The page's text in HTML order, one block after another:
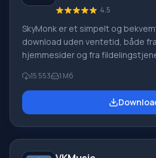
4.5
SkyMonk er et simpelt og
download uden ventetid, både
hjemmesider og fra
2.20 kan du downloade filer og
fildelingstjeneste. Programmet
downloadtilstand fra
15 553 1 Мб